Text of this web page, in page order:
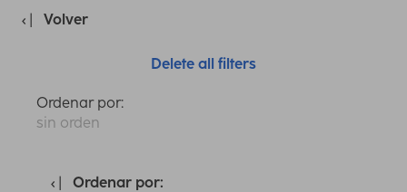
Volver
Delete all filters
Ordenar por:
sin orden
Ordenar por: